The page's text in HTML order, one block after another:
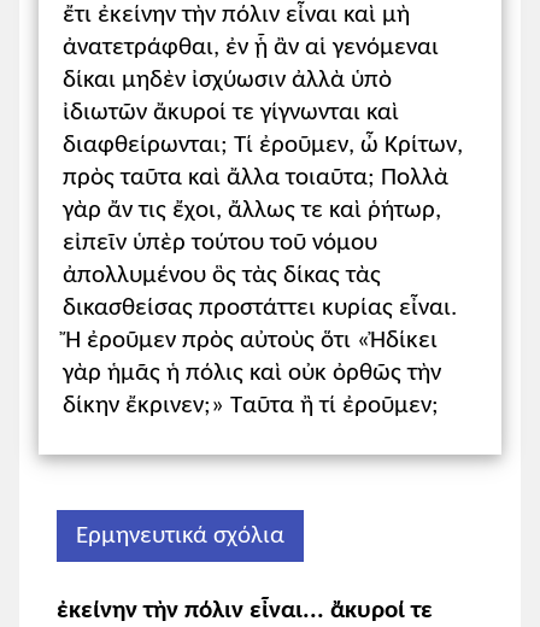
υποτακτική σύνδεση. Αξιοποιείται εδώ
και το διάγραμμα της σ. 131 του σχολ.
βιβλίου αλλά και ο πίνακας της σελ. 195
του σχολικούΣυντακτικού της Αρχαίας
Ελληνικής.
Δευτερεύουσες ονοματικές
προτάσεις. Με πορεία από τη συγχρονία
στη διαχρονία, οι μαθητές/τριες
διακρίνουν ως προς τη συντακτική τους
θέση τις δευτερεύουσες προτάσεις σε
ονοματικές και επιρρηματικές.
Η διάκριση αυτή ακολουθείται από τα
αναφορά δεν θα είναι εκτενής.
αντιπαράθεσή τους με τις
της ν.ε.
ἔτι ἐκείνην τὴν πόλιν εἶναι καὶ μὴ
ἀνατετράφθαι, ἐν ᾗ ἂν αἱ γενόμεναι
δίκαι μηδὲν ἰσχύωσιν ἀλλὰ ὑπὸ
ἰδιωτῶν ἄκυροί τε γίγνωνται καὶ
διαφθείρωνται; Τί ἐροῦμεν, ὦ Κρίτων,
πρὸς ταῦτα καὶ ἄλλα τοιαῦτα; Πολλὰ
γὰρ ἄν τις ἔχοι, ἄλλως τε καὶ ῥήτωρ,
εἰπεῖν ὑπὲρ τούτου τοῦ νόμου
ἀπολλυμένου ὃς τὰς δίκας τὰς
δικασθείσας προστάττει κυρίας εἶναι.
Ἤ ἐροῦμεν πρὸς αὐτοὺς ὅτι «Ἠδίκει
γὰρ ἡμᾶς ἡ πόλις καὶ οὐκ ὀρθῶς τὴν
δίκην ἔκρινεν;» Ταῦτα ἢ τί ἐροῦμεν;
Ερμηνευτικά σχόλια
ἐκείνην τὴν πόλιν εἶναι... ἄκυροί τε